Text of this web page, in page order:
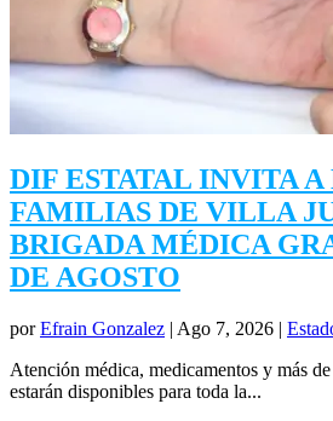
DIF ESTATAL INVITA A
FAMILIAS DE VILLA
BRIGADA MÉDICA
DE AGOSTO
porEfrain Gonzalez | Ago 7, 2026 |
Atención médica, medicamentos y más
estarán disponibles para toda la...